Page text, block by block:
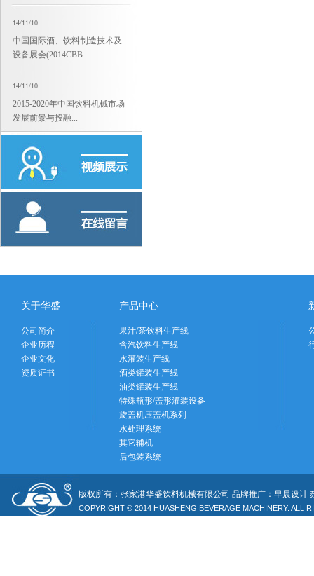
14/11/10
中国国际酒、饮料制造技术及
设备展会(2014CBB...
14/11/10
2015-2020年中国饮料机械市场
发展前景与投融...
14/11/10
2015-2020年中国饮料机械市场
发展前景与投融...
关于华盛
公司简介
企业历程
企业文化
资质证书
产品中心
果汁/茶饮料生产线
含汽饮料生产线
水灌装生产线
酒类罐装生产线
油类罐装生产线
特殊瓶形/盖形灌装设备
旋盖机压盖机系列
水处理系统
其它辅机
后包装系统
版权所有：张家港华盛饮料机械有限公司 品牌推广：早晨设计
COPYRIGHT © 2014 HUASHENG BEVERAGE MACHINERY. ALL